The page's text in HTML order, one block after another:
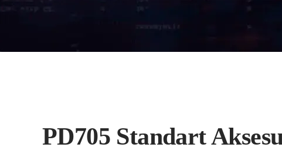
PD705 Standart